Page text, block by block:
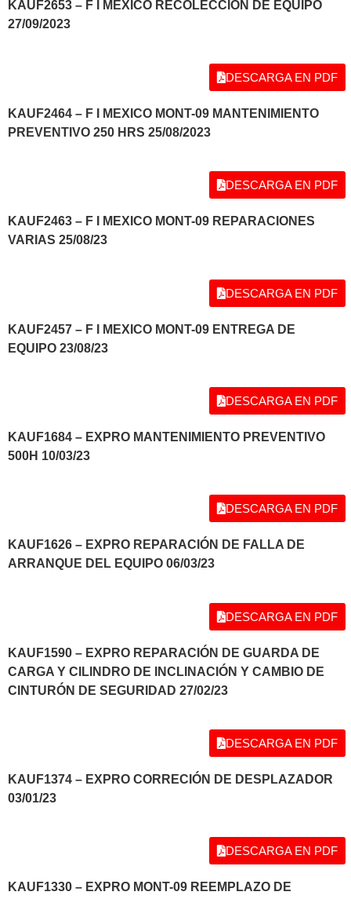
KAUF2653 – F I MEXICO RECOLECCION DE EQUIPO
27/09/2023
DESCARGA EN PDF
KAUF2464 – F I MEXICO MONT-09 MANTENIMIENTO
PREVENTIVO 250 HRS 25/08/2023
DESCARGA EN PDF
KAUF2463 – F I MEXICO MONT-09 REPARACIONES
VARIAS 25/08/23
DESCARGA EN PDF
KAUF2457 – F I MEXICO MONT-09 ENTREGA DE
EQUIPO 23/08/23
DESCARGA EN PDF
KAUF1684 – EXPRO MANTENIMIENTO PREVENTIVO
500H 10/03/23
DESCARGA EN PDF
KAUF1626 – EXPRO REPARACIÓN DE FALLA DE
ARRANQUE DEL EQUIPO 06/03/23
DESCARGA EN PDF
KAUF1590 – EXPRO REPARACIÓN DE GUARDA DE
CARGA Y CILINDRO DE INCLINACIÓN Y CAMBIO DE
CINTURÓN DE SEGURIDAD 27/02/23
DESCARGA EN PDF
KAUF1374 – EXPRO CORRECIÓN DE DESPLAZADOR
03/01/23
DESCARGA EN PDF
KAUF1330 – EXPRO MONT-09 REEMPLAZO DE